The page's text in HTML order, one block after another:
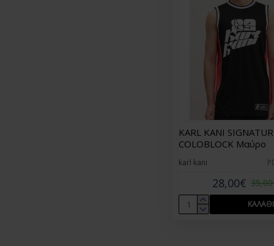
karl kani
KARL KANI
COLOBLOCK Μαύρο
28,00€
ΚΑΛΆΘΙ